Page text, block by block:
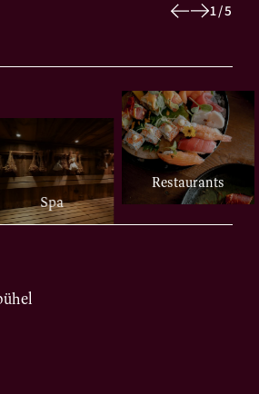
1/5
Spa
Restaurants